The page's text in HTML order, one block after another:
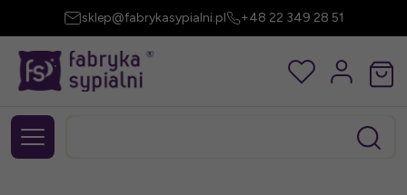
sklep@fabrykasypialni.pl +48 22 349 28 51